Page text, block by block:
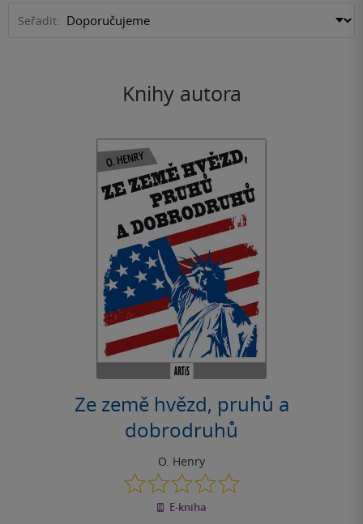
Seřadit:
Knihy autora
Ze země hvězd, pruhů a
dobrodruhů
O. Henry
0.0
z
5
E-kniha